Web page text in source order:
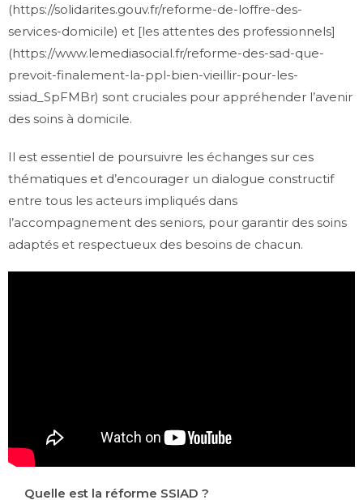
(https://solidarites.gouv.fr/reforme-de-loffre-des-
services-domicile) et [les attentes des professionnels]
(https://www.lemediasocial.fr/reforme-des-sad-que-
prevoit-finalement-la-ppl-bien-vieillir-pour-les-
ssiad_SpFMBr) sont cruciales pour appréhender l’avenir
des soins à domicile.
Il est essentiel de poursuivre les échanges sur ces
thématiques et d’encourager un dialogue constructif
entre tous les acteurs impliqués dans
l’accompagnement des seniors, pour garantir des soins
adaptés et respectueux des besoins de chacun.
Quelle est la réforme SSIAD ?